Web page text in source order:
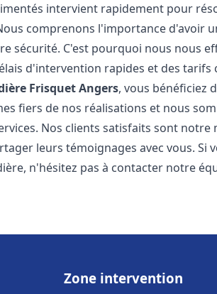
intervient rapidement pour
comprenons l'importance d'avoir
sécurité. C'est pourquoi nous nous
d'intervention rapides et des
FrisquetAngers, vous bénéficiez
fiers de nos réalisations et nous
Nos clients satisfaits sont
leurs témoignages avec vous. Si
n'hésitez pas à contacter notre
Zone intervention